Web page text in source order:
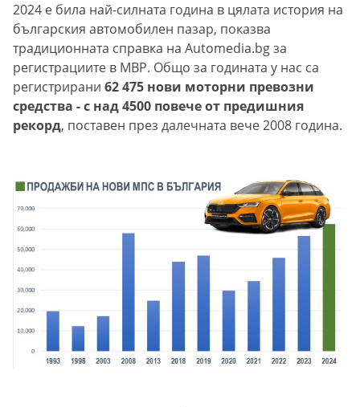
2024 е била най-силната година в цялата история на
българския автомобилен пазар, показва
традиционната справка на Automedia.bg за
регистрациите в МВР. Общо за годината у нас са
регистрирани 62 475 нови моторни превозни
средства - с над 4500 повече от предишния
рекорд, поставен през далечната вече 2008 година.